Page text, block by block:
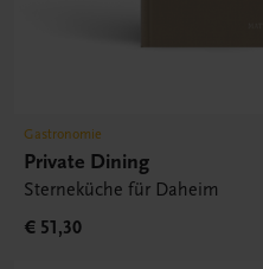
Gastronomie
Private Dining
Sterneküche für Daheim
€ 51,30